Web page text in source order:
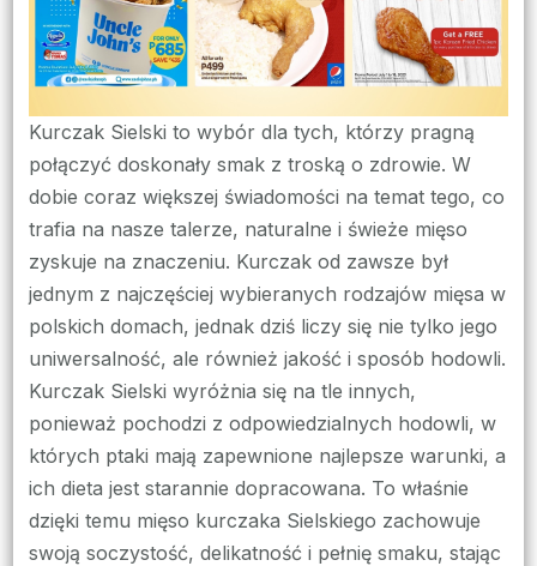
do
każdego
dania
Kurczak Sielski to wybór dla tych, którzy pragną
połączyć doskonały smak z troską o zdrowie. W
dobie coraz większej świadomości na temat tego, co
trafia na nasze talerze, naturalne i świeże mięso
zyskuje na znaczeniu. Kurczak od zawsze był
jednym z najczęściej wybieranych rodzajów mięsa w
polskich domach, jednak dziś liczy się nie tylko jego
uniwersalność, ale również jakość i sposób hodowli.
Kurczak Sielski wyróżnia się na tle innych,
ponieważ pochodzi z odpowiedzialnych hodowli, w
których ptaki mają zapewnione najlepsze warunki, a
ich dieta jest starannie dopracowana. To właśnie
dzięki temu mięso kurczaka Sielskiego zachowuje
swoją soczystość, delikatność i pełnię smaku, stając